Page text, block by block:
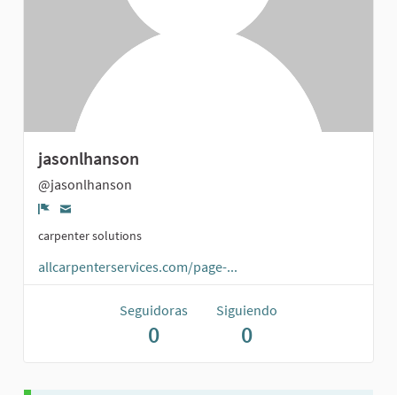
jasonlhanson
@jasonlhanson
Denunciar
carpenter solutions
allcarpenterservices.com/page-...
Seguidoras
0
Siguiendo
0